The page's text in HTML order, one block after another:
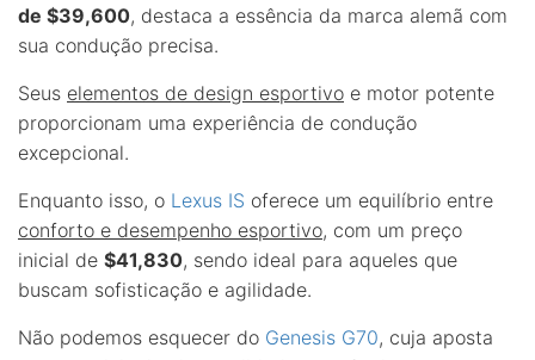
de $39,600, destaca a essência da marca alemã com
sua condução precisa.
Seus elementos de design esportivo e motor potente
proporcionam uma experiência de condução
excepcional.
Enquanto isso, o Lexus IS oferece um equilíbrio entre
conforto e desempenho esportivo, com um preço
inicial de $41,830, sendo ideal para aqueles que
buscam sofisticação e agilidade.
Não podemos esquecer do Genesis G70, cuja aposta